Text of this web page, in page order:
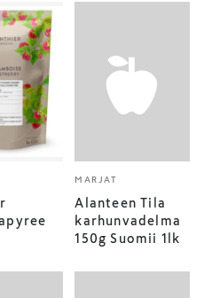
MARJAT
Alanteen Tila
karhunvadelma
150g Suomii 1lk